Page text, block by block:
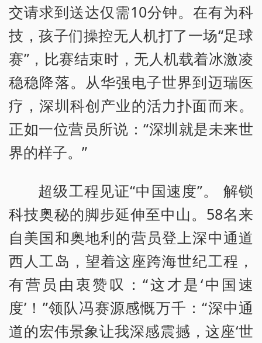
交请求到送达仅需10分钟。在有为科
技，孩子们操控无人机打了一场“足球
赛”，比赛结束时，无人机载着冰激凌
稳稳降落。从华强电子世界到迈瑞医
疗，深圳科创产业的活力扑面而来。
正如一位营员所说：“深圳就是未来世
界的样子。”
超级工程见证“中国速度”。 解锁
科技奥秘的脚步延伸至中山。58名来
自美国和奥地利的营员登上深中通道
西人工岛，望着这座跨海世纪工程，
有营员由衷赞叹：“这才是‘中国速
度’！”领队冯赛源感慨万千：“深中通
道的宏伟景象让我深感震撼，这座‘世